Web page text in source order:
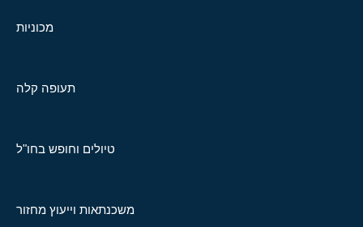
מכוניות
תעופה קלה
טיולים וחופש בחו"ל
משכנתאות וייעוץ מחזור